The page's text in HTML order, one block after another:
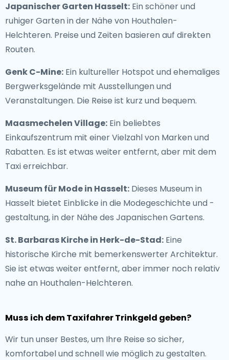
Japanischer Garten Hasselt: Ein schöner und
ruhiger Garten in der Nähe von Houthalen-
Helchteren. Preise und Zeiten basieren auf direkten
Routen.
Genk C-Mine: Ein kultureller Hotspot und ehemaliges
Bergwerksgelände mit Ausstellungen und
Veranstaltungen. Die Reise ist kurz und bequem.
Maasmechelen Village: Ein beliebtes
Einkaufszentrum mit einer Vielzahl von Marken und
Rabatten. Es ist etwas weiter entfernt, aber mit dem
Taxi erreichbar.
Museum für Mode in Hasselt: Dieses Museum in
Hasselt bietet Einblicke in die Modegeschichte und -
gestaltung, in der Nähe des Japanischen Gartens.
St. Barbaras Kirche in Herk-de-Stad: Eine
historische Kirche mit bemerkenswerter Architektur.
Sie ist etwas weiter entfernt, aber immer noch relativ
nahe an Houthalen-Helchteren.
Muss ich dem Taxifahrer Trinkgeld geben?
Wir tun unser Bestes, um Ihre Reise so sicher,
komfortabel und schnell wie möglich zu gestalten.